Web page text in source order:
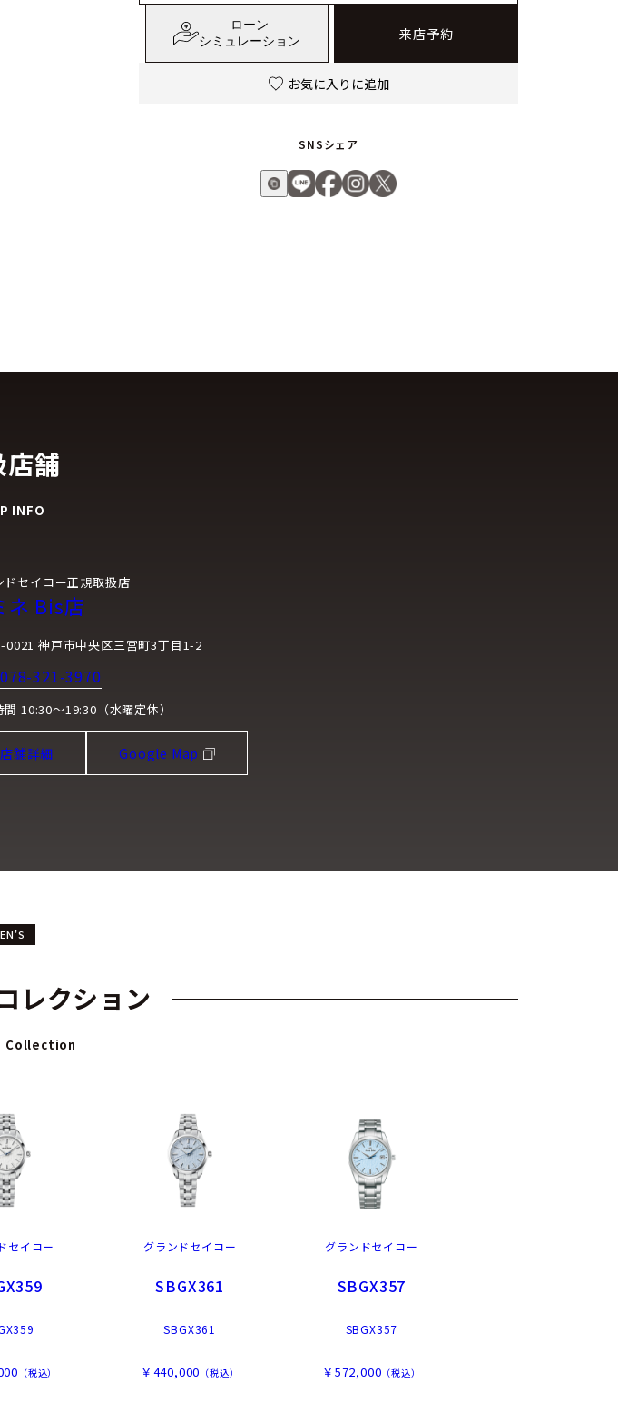
ローン
シミュレーション
来店予約
お気に入りに追加
SNSシェア
舗
INFO
ドセイコー正規取扱店
ネ Bis店
0021 神戸市中央区三宮町3丁目1-2
078-321-3970
10:30～19:30（水曜定休）
店舗詳細 Google Map
レクション
Collection
セイコー
（税込）
グランドセイコー
SBGX361
SBGX361
￥440,000 （税込）
グランドセイコー
SBGX357
SBGX357
￥572,000 （税込）